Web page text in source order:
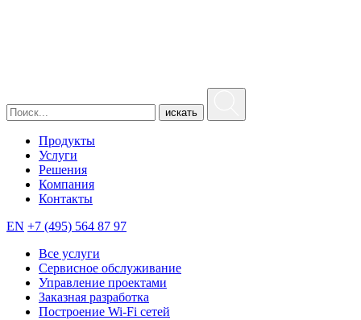
искать
Продукты
Услуги
Решения
Компания
Контакты
EN +7 (495) 564 87 97
Все услуги
Сервисное обслуживание
Управление проектами
Заказная разработка
Построение Wi-Fi сетей